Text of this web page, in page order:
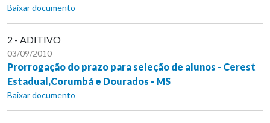
Baixar documento
2 - ADITIVO
03/09/2010
Prorrogação do prazo para seleção de alunos - Cerest
Estadual,Corumbá e Dourados - MS
Baixar documento